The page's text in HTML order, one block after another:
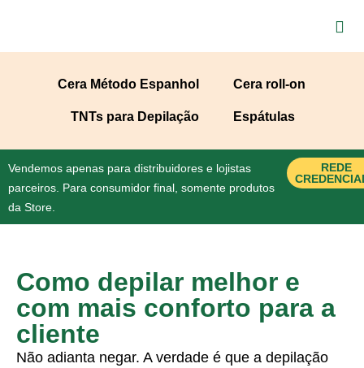
Cera Método Espanhol Cera roll-on
TNTs para Depilação Espátulas
Vendemos apenas para distribuidores e lojistas
parceiros. Para consumidor final, somente produtos
da Store.
REDE
Como depilar melhor e
com mais conforto para a
cliente
Não adianta negar. A verdade é que a depilação